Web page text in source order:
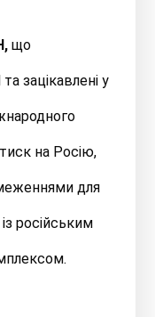
що
зацікавлені у
на Росію,
для
російським